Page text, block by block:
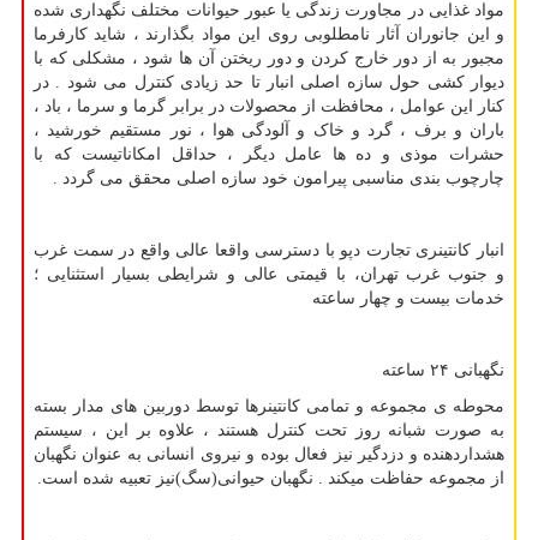
مواد غذایی در مجاورت زندگی یا عبور حیوانات مختلف نگهداری شده
و این جانوران آثار نامطلوبی روی این مواد بگذارند ، شاید کارفرما
مجبور به از دور خارج کردن و دور ریختن آن ها شود ، مشکلی که با
دیوار کشی حول سازه اصلی انبار تا حد زیادی کنترل می شود . در
کنار این عوامل ، محافظت از محصولات در برابر گرما و سرما ، باد ،
باران و برف ، گرد و خاک و آلودگی هوا ، نور مستقیم خورشید ،
حشرات موذی و ده ها عامل دیگر ، حداقل امکاناتیست که با
چارچوب بندی مناسبی پیرامون خود سازه اصلی محقق می گردد .
انبار كانتینری تجارت دپو با دسترسی واقعا عالی واقع در سمت غرب
و جنوب غرب تهران، با قیمتی عالی و شرایطی بسیار استثنایی ؛
خدمات بیست و چهار ساعته
نگهبانی ۲۴ ساعته
محوطه ی مجموعه و تمامی کانتینرها توسط دوربین های مدار بسته
به صورت شبانه روز تحت کنترل هستند ، علاوه بر این ، سیستم
هشداردهنده و دزدگیر نیز فعال بوده و نیروی انسانی به عنوان نگهبان
از مجموعه حفاظت میکند . نگهبان حیوانی(سگ)نیز تعبیه شده است.